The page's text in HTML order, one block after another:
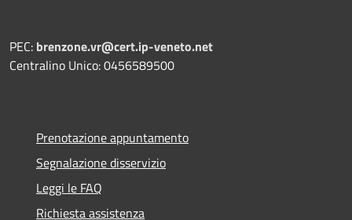
PEC: brenzone.vr@cert.ip-veneto.net
Centralino Unico: 0456589500
Prenotazione appuntamento
Segnalazione disservizio
Leggi le FAQ
Richiesta assistenza